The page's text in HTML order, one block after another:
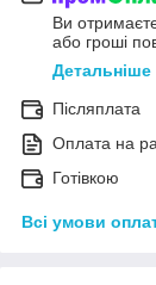
Ви
або гроші
Детальніше
Післяплата
Оплата на
Готівкою
Всі умови